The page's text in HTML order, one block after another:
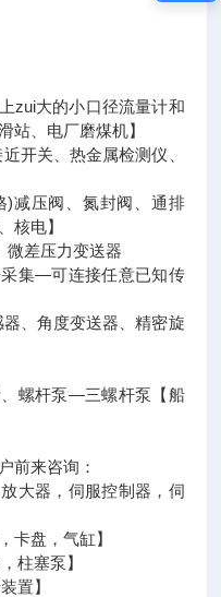
zui大的小口径流量计和
站、电厂磨煤机】
开关、热金属检测仪、
)减压阀、氮封阀、通排
核电】
微差压力变送器
集—可连接任意已知传
、角度变送器、精密旋
螺杆泵—三螺杆泵【船
前来咨询：
大器，伺服控制器，伺
盘，气缸】
柱塞泵】
】